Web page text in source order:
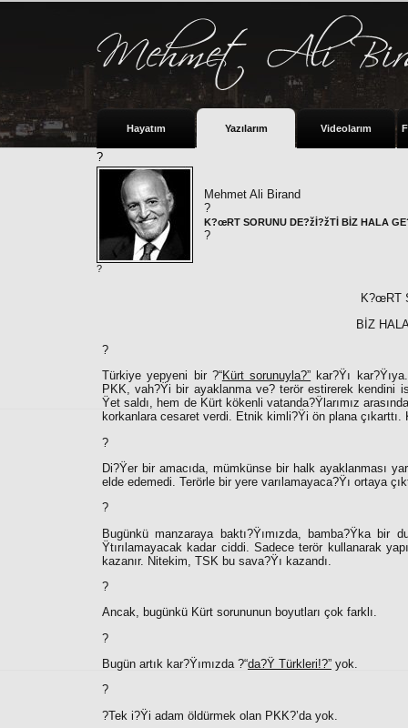
Hayatım Yazılarım Videolarım
?
Mehmet Ali Birand
?
K?œRT SORUNU DE?žİ?žTİ BİZ HALA
?
?
K?œRT
BİZ
?
Türkiye yepyeni bir ?“Kürt sorunuyla?” kar?Ÿı
PKK, vah?Ÿi bir ayaklanma ve? terör estirerek kendini
Ÿet saldı, hem de Kürt kökenli vatanda?Ÿlarımız
korkanlara cesaret verdi. Etnik kimli?Ÿi ön plana
?
Di?Ÿer bir amacıda, mümkünse bir halk ayaklanması
elde edemedi. Terörle bir yere varılamayaca?Ÿı ortaya
?
Bugünkü manzaraya baktı?Ÿımızda, bamba?Ÿka bir
Ÿtırılamayacak kadar ciddi. Sadece terör kullanarak
kazanır. Nitekim, TSK bu sava?Ÿı kazandı.
?
Ancak, bugünkü Kürt sorununun boyutları çok farklı.
?
Bugün artık kar?Ÿımızda ?“da?Ÿ Türkleri!?” yok.
?
?Tek i?Ÿi adam öldürmek olan PKK?’da yok.